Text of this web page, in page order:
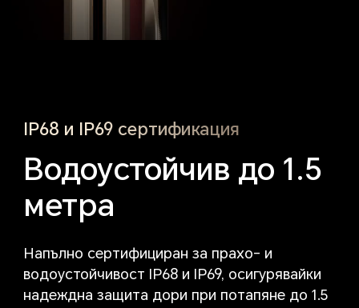
IP68 и IP69 сертификация
Водоустойчив до 1.5
метра
Напълно сертифициран за прахо- и
водоустойчивост IP68 и IP69, осигурявайки
надеждна защита дори при потапяне до 1.5